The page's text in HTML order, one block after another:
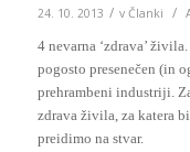
24. 10. 2013 / v Članki /
4 nevarna ‘zdrava’
pogosto presenečen (in
prehrambeni industriji.
zdrava živila, za katera
preidimo na stvar.